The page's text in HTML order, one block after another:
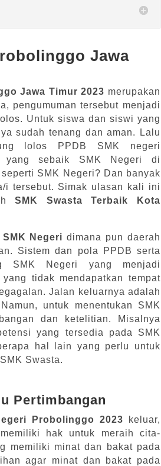
Jawa
Jawa Timur 2023 merupakan
pengumuman tersebut menjadi
Untuk siswa dan siswi yang
sudah tenang dan aman. Lalu
lolos PPDB SMK negeri
yang sebaik SMK Negeri di
SMK Negeri? Dan banyak
i tersebut. Simak ulasan kali ini
SMK Swasta Terbaik Kota
Negeri dimana pun daerah
Sistem dan pola PPDB serta
SMK Negeri yang menjadi
tidak mendapatkan tempat
Jalan keluarnya adalah
untuk menentukan SMK
dan ketelitian. Misalnya
yang tersedia pada SMK
hal lain yang perlu untuk
Swasta.
Pertimbangan
Probolinggo 2023 keluar,
hak untuk meraih cita-
memiliki minat dan bakat pada
agar minat dan bakat pada